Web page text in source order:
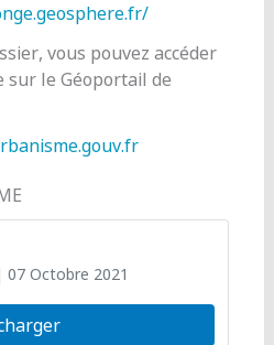
vous pouvez accéder
sur le Géoportail de
07 Octobre 2021